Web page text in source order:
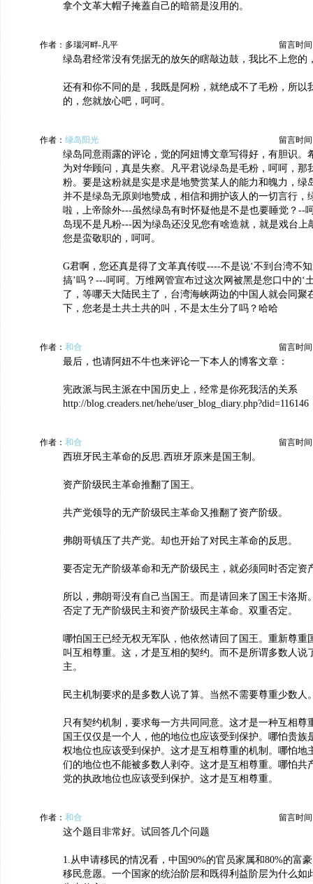
拿个文革大帽子掩蓋自己的暗箭是沒用的。
作者：多瑙河畔-凡平 留言时间
绿岛君经常没有凭据无的放矢的瞎敲边鼓，我比不上您的
还有和你不同的是，我既是阿粉，就绝成不了毛粉，所以
的，您就放心吧，呵呵。
作者： 绿岛阳光 留言时间
绿岛同意雨露的评论，觉的阿妞博文章写得好，有胆识。
为对华顾问，真是失察。凡平君说绿岛是毛粉，呵呵，那
粉。要是这粉就是实是求是地赞赏某人的能力和魄力，绿
并不是绿岛无原则地赞成，相信和拥护该人的一切言行，
啦，上帝除外---虽然绿岛有时怀疑他是不是也要睡觉？--
岛现不是凡粉---因为绿岛还没见您有啥造就，就是戏台上
您是蛮敬职的，呵呵。
G君啊，您还真是得了文革真传哎----不是说‘不到台湾不
搞’吗？---呵呵。万维网管宣布过这次网被黑是您口中的‘
了，等哪天大陆民主了，台湾海峡两边的中国人就会同聚
下，您老是土共土共的叫，不是太生分了吗？哈哈
作者： 和合 留言时间
最后，也请阿妞不牛也来评论一下本人的博客文章：
宪政派与民主派在中国历史上，经常是你死我活的关系
http://blog.creaders.net/hehe/user_blog_diary.php?did=116146
作者： 和合 留言时间
西班牙民主革命的反思.西班牙原来是国王制。
资产阶级民主革命推翻了国王。
共产党领导的无产阶级民主革命又推翻了资产阶级。
弗朗哥镇压了共产党。却也开始了对民主革命的反思。
要否定无产阶级革命和无产阶级民主，就必须同时否定资
所以，弗朗哥没有自己当国王。而是请回来了国王卡洛斯
否定了无产阶级民主和资产阶级民主革命。双重否定。
哪怕国王已经无权无军队，他依然请回了国王。重新尊重
叫互相尊重。这，才是互相的契约。而不是所谓多数人说
主。
民主机制要求的是多数人说了算。当然不需要尊重少数人
只有契约机制，要求每一方共同同意。这才是一种互相尊
国王仅仅是一个人，他的地位也应该受到保护。哪怕贵族
权地位也应该受到保护。这才是互相尊重的机制。哪怕地
们的地位也不能被多数人剥夺。这才是互相尊重。哪怕共
党的执政地位也应该受到保护。这才是互相尊重。
作者： 和合 留言时间
这个题目非常好。试回答几个问题
1.从申请移民的情况看，中国90%的官员家属和80%的富
移民意愿。一个国家的统治阶层和既得利益阶层为什么如